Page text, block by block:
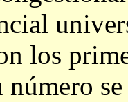
los
número